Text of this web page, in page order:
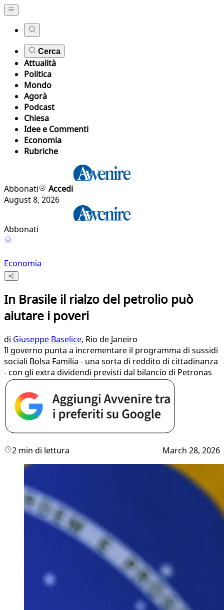
Cerca
Attualità
Politica
Mondo
Agorà
Podcast
Chiesa
Idee e Commenti
Economia
Rubriche
Abbonati
Accedi
August 8, 2026
Abbonati
Economia
In Brasile il rialzo del petrolio può
aiutare i poveri
di Giuseppe Baselice, Rio de Janeiro
Il governo punta a incrementare il programma di sussidi
sociali Bolsa Familia - una sorta di reddito di cittadinanza
- con gli extra dividendi previsti dal bilancio di Petronas
2 min di lettura March 28, 2026